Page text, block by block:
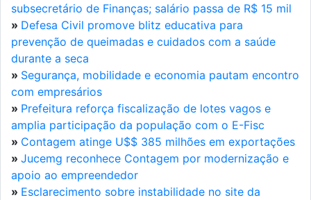
subsecretário de Finanças; salário passa de R$ 15 mil
» Defesa Civil promove blitz educativa para
prevenção de queimadas e cuidados com a saúde
durante a seca
» Segurança, mobilidade e economia pautam encontro
com empresários
» Prefeitura reforça fiscalização de lotes vagos e
amplia participação da população com o E-Fisc
» Contagem atinge U$$ 385 milhões em exportações
» Jucemg reconhece Contagem por modernização e
apoio ao empreendedor
» Esclarecimento sobre instabilidade no site da